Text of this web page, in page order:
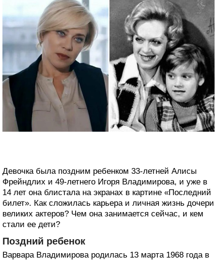
Девочка была поздним ребенком 33-летней Алисы
Фрейндлих и 49-летнего Игоря Владимирова, и уже в
14 лет она блистала на экранах в картине «Последний
билет». Как сложилась карьера и личная жизнь дочери
великих актеров? Чем она занимается сейчас, и кем
стали ее дети?
Поздний ребенок
Варвара Владимирова родилась 13 марта 1968 года в